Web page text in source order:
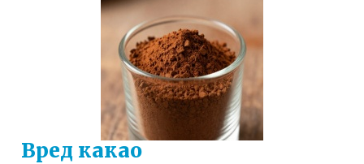
Вред какао